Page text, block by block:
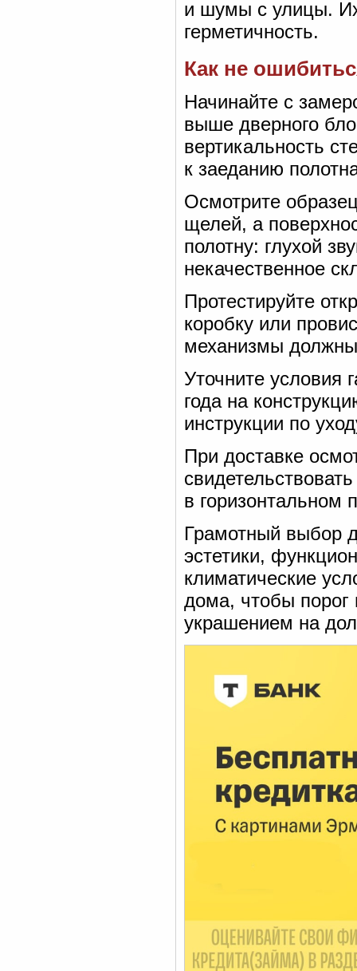
и шумы с улицы.
герметичность.
Как не
Начинайте с
выше дверного
вертикальность
к заеданию
Осмотрите
щелей, а
полотну: глухой
некачественное
Протестируйте
коробку или
механизмы должны
Уточните условия
года на
инструкции по
При доставке
в горизонтальном
Грамотный выбор
эстетики,
климатические
дома, чтобы порог
украшением на